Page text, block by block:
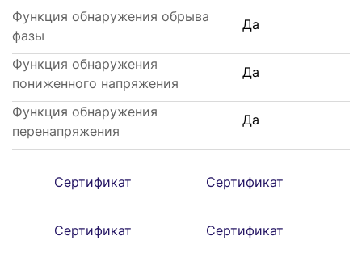
Функция обнаружения обрыва
фазы
Да
Функция обнаружения
пониженного напряжения
Да
Функция обнаружения
перенапряжения
Да
Сертификат Сертификат
Сертификат Сертификат